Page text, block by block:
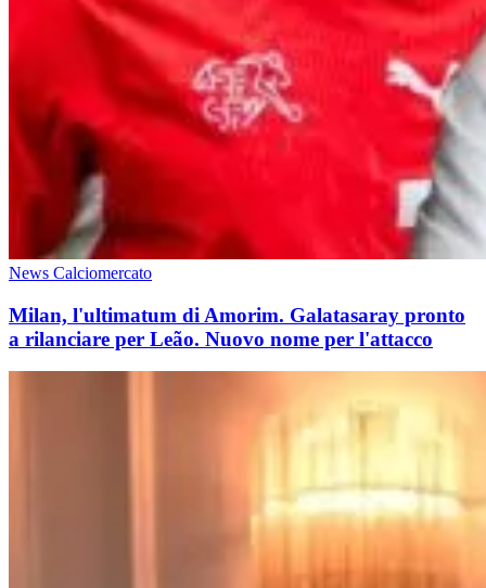
News Calciomercato
Milan, l'ultimatum di Amorim. Galatasaray pronto
a rilanciare per Leão. Nuovo nome per l'attacco